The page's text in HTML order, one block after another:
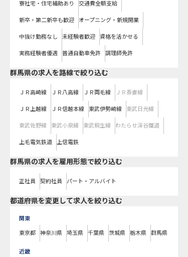
寮社宅・住宅補助あり 交通費全額支給
新卒・第二新卒も歓迎 オープニング・新規開業
中抜け勤務なし 未経験者歓迎 資格を活かせる
実務経験者優遇 普通自動車免許 調理師免許
群馬県の求人を路線で絞り込む
ＪＲ高崎線 ＪＲ八高線 ＪＲ両毛線 ＪＲ吾妻線
ＪＲ上越線 ＪＲ信越本線 東武伊勢崎線 東武日光線
東武佐野線 東武小泉線 東武桐生線 わたらせ渓谷鐵道
上毛電気鉄道 上信電鉄
群馬県の求人を雇用形態で絞り込む
正社員 契約社員 パート・アルバイト
都道府県を変更して求人を絞り込む
関東
東京都 神奈川県 埼玉県 千葉県 茨城県 栃木県 群馬県
近畿